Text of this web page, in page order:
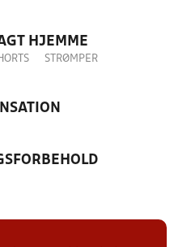
HJEMME
STRØMPER